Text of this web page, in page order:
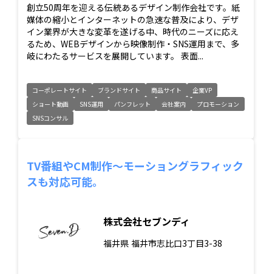
創立50周年を迎える伝統あるデザイン制作会社です。紙
媒体の縮小とインターネットの急速な普及により、デザ
イン業界が大きな変革を遂げる中、時代のニーズに応え
るため、WEBデザインから映像制作・SNS運用まで、多
岐にわたるサービスを展開しています。 表面...
コーポレートサイト ブランドサイト 商品サイト
企業VP
ショート動画
SNS運用 パンフレット 会社案内
プロモーション
SNSコンサル
TV番組やCM制作～モーショングラフィック
スも対応可能。
株式会社セブンディ
福井県 福井市志比口3丁目3-38